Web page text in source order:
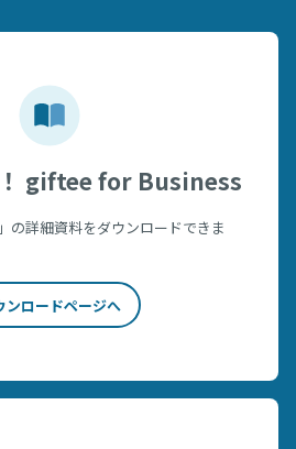
giftee for Business
の詳細資料をダウンロードできま
ンロードページへ